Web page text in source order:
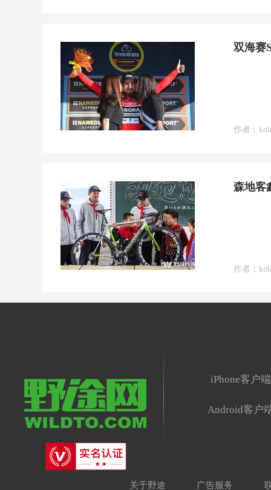
双海赛
作者：
森地客
作者：
iPhone客户端
Android客户
关于野途 广告服务